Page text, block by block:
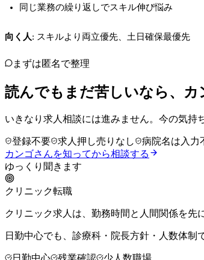
同じ業務の繰り返しでスキル伸び悩み
向く人: スキルより両立優先、土日確保最優先
まずは匿名で整理
読んでもまだ苦しいなら、カ
いきなり求人相談には進みません。今の気
登録不要 求人押し売りなし
病院名は入力
カンゴさんを知ってから相談する
ゆっくり聞きます
クリニック転職
クリニック求人は、勤務時間と人間関係を先
日勤中心でも、診療科・院長方針・人数体制